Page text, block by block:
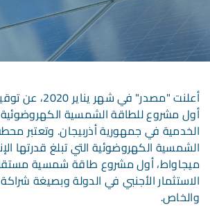
أعلنت "مصدر" في
أول مشروع للطاقة الشمسية
الخدمية في جمهورية أذربيجان. وتعتبر
ميجاواط، أول مشروع طاقة شمسية
الاستثمار الأجنبي في الدولة وبصيغة
والخاص.